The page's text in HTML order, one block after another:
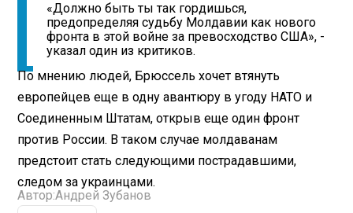
«Должно быть ты так гордишься,
предопределяя судьбу Молдавии как нового
фронта в этой войне за превосходство США», -
указал один из критиков.
По мнению людей, Брюссель хочет втянуть
европейцев еще в одну авантюру в угоду НАТО и
Соединенным Штатам, открыв еще один фронт
против России. В таком случае молдаванам
предстоит стать следующими пострадавшими,
следом за украинцами.
Автор:Андрей Зубанов